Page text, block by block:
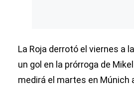
La Roja derrotó el viernes a
un gol en la prórroga de
medirá el martes en Múnich